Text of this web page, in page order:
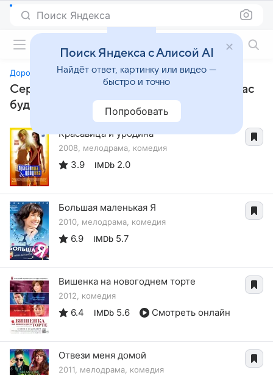
Поиск Яндекса
Дорогой, скоро нас будет трое
Сериалы, похожие на «Дорогой, скоро нас
будет трое»
Красавица и уродина
2008, мелодрама, комедия
3.9 IMDb 2.0
Большая маленькая Я
2010, мелодрама, комедия
6.9 IMDb 5.7
Вишенка на новогоднем торте
2012, комедия
6.4 IMDb 5.6 Смотреть онлайн
Отвези меня домой
2011, мелодрама, комедия
Поиск Яндекса с Алисой AI
Найдёт ответ, картинку или видео —
быстро и точно
Попробовать